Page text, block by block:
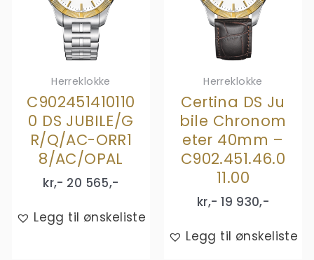
Herreklokke
C902451410110
0 DS JUBILE/G
R/Q/AC-ORR1
8/AC/OPAL
kr,- 20 565,-
Legg til ønskeliste
Herreklokke
Certina DS Ju
bile Chronom
eter 40mm –
C902.451.46.0
11.00
kr,- 19 930,-
Legg til ønskeliste